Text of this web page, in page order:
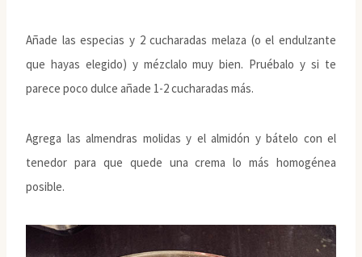
Añade las especias y 2 cucharadas melaza (o el endulzante
que hayas elegido) y mézclalo muy bien. Pruébalo y si te
parece poco dulce añade 1-2 cucharadas más.
Agrega las almendras molidas y el almidón y bátelo con el
tenedor para que quede una crema lo más homogénea
posible.